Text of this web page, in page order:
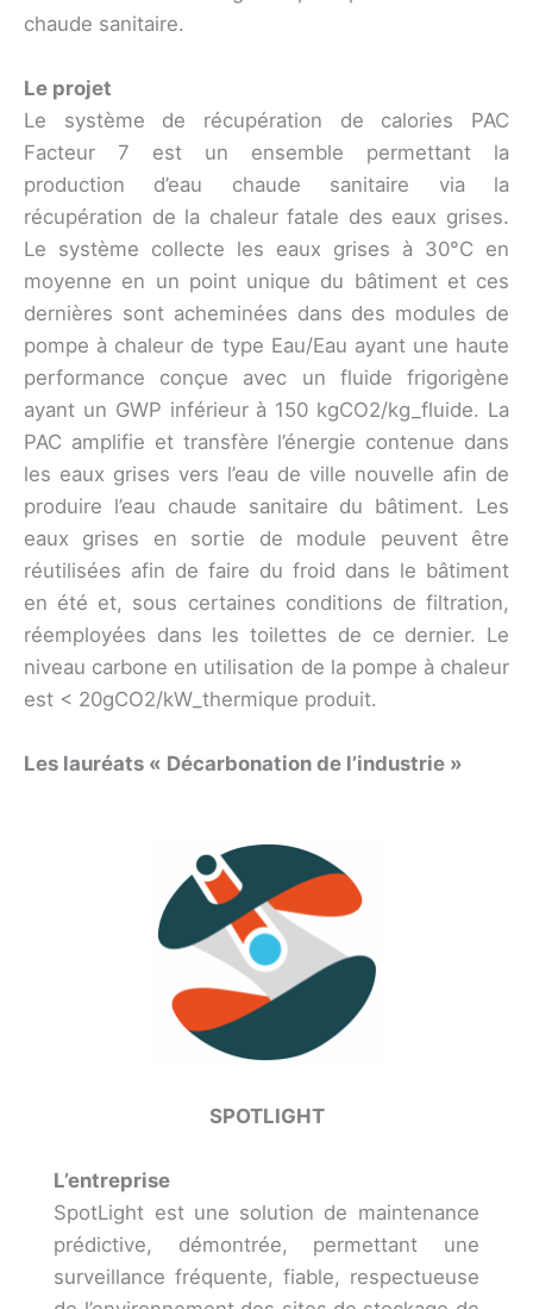
chaude sanitaire.
Le projet
Le système de récupération de calories PAC
Facteur 7 est un ensemble permettant la
production d’eau chaude sanitaire via la
récupération de la chaleur fatale des eaux grises.
Le système collecte les eaux grises à 30°C en
moyenne en un point unique du bâtiment et ces
dernières sont acheminées dans des modules de
pompe à chaleur de type Eau/Eau ayant une haute
performance conçue avec un fluide frigorigène
ayant un GWP inférieur à 150 kgCO2/kg_fluide. La
PAC amplifie et transfère l’énergie contenue dans
les eaux grises vers l’eau de ville nouvelle afin de
produire l’eau chaude sanitaire du bâtiment. Les
eaux grises en sortie de module peuvent être
réutilisées afin de faire du froid dans le bâtiment
en été et, sous certaines conditions de filtration,
réemployées dans les toilettes de ce dernier. Le
niveau carbone en utilisation de la pompe à chaleur
est < 20gCO2/kW_thermique produit.
Les lauréats « Décarbonation de l’industrie »
SPOTLIGHT
L’entreprise
SpotLight est une solution de maintenance
prédictive, démontrée, permettant une
surveillance fréquente, fiable, respectueuse